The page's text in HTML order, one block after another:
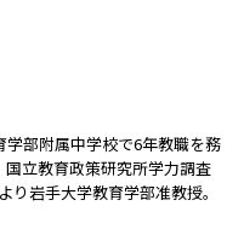
部附属中学校で6年教職を務
立教育政策研究所学力調査
岩手大学教育学部准教授。